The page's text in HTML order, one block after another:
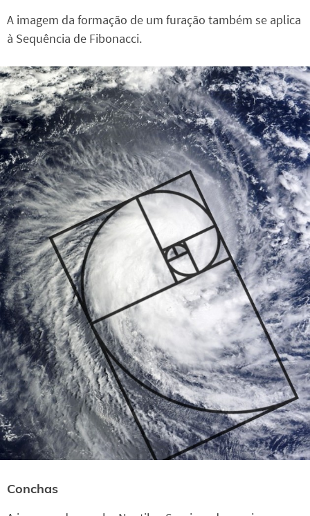
A imagem da formação de um furação também se aplica
à Sequência de Fibonacci.
Conchas